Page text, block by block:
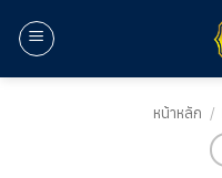
หน้าหลัก /